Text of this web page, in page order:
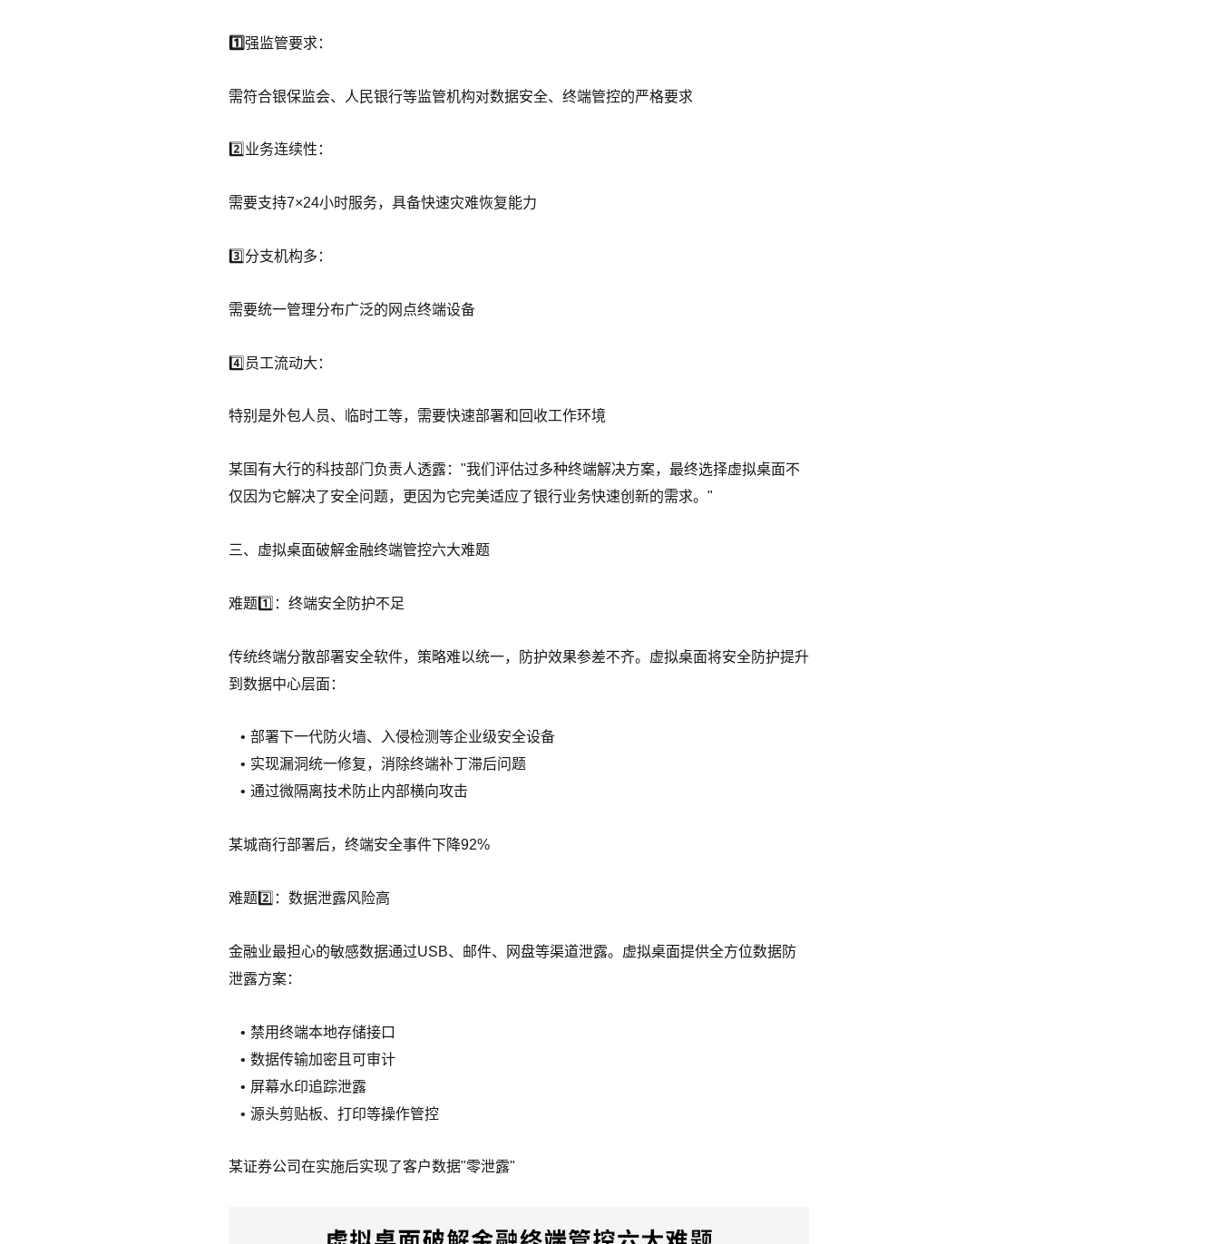
1️⃣ 强监管要求：
需符合银保监会、人民银行等监管机构对数据安全、终端管控的严格要求
2️⃣业务连续性：
需要支持7×24小时服务，具备快速灾难恢复能力
3️⃣分支机构多：
需要统一管理分布广泛的网点终端设备
4️⃣员工流动大：
特别是外包人员、临时工等，需要快速部署和回收工作环境
某国有大行的科技部门负责人透露："我们评估过多种终端解决方案，最终选择虚拟桌面不
仅因为它解决了安全问题，更因为它完美适应了银行业务快速创新的需求。"
三、虚拟桌面破解金融终端管控六大难题
难题1️⃣：终端安全防护不足
传统终端分散部署安全软件，策略难以统一，防护效果参差不齐。虚拟桌面将安全防护提升
到数据中心层面：
部署下一代防火墙、入侵检测等企业级安全设备
实现漏洞统一修复，消除终端补丁滞后问题
通过微隔离技术防止内部横向攻击
某城商行部署后，终端安全事件下降92%
难题2️⃣：数据泄露风险高
金融业最担心的敏感数据通过USB、邮件、网盘等渠道泄露。虚拟桌面提供全方位数据防
泄露方案：
禁用终端本地存储接口
数据传输加密且可审计
屏幕水印追踪泄露
源头剪贴板、打印等操作管控
某证券公司在实施后实现了客户数据"零泄露"